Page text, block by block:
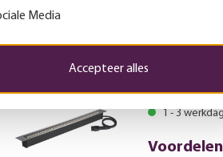
Deze wil ik
SLV -
3000K
1 - 3
Media
Accepteer alles